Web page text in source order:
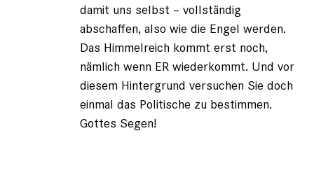
damit uns selbst – vollständig
abschaffen, also wie die Engel werden.
Das Himmelreich kommt erst noch,
nämlich wenn ER wiederkommt. Und vor
diesem Hintergrund versuchen Sie doch
einmal das Politische zu bestimmen.
Gottes Segen!